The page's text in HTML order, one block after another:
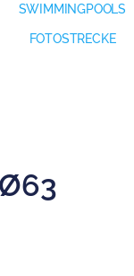
SWIMMINGPOOLS
FOTOSTRECKE